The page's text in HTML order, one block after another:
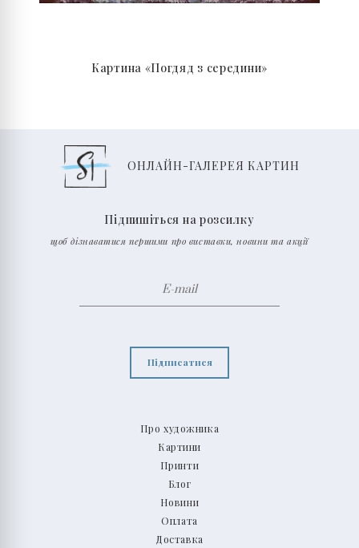
Картина «Погдяд з середини»
ОНЛАЙН-ГАЛЕРЕЯ КАРТИН
Про художника
Картини
Принти
Блог
Новини
Оплата
Доставка
Підпишіться на розсилку
щоб дізнаватися першими про виставки, новини та акції
Підписатися